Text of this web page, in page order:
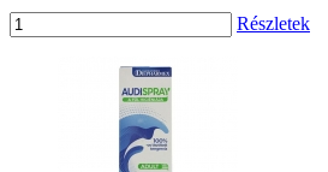
Részletek